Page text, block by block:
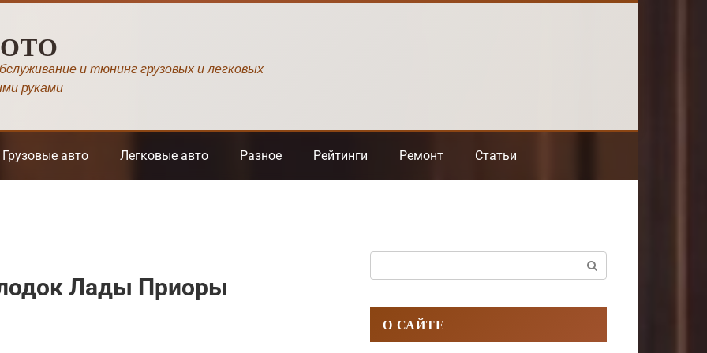
и тюнинг грузовых и легковых
руками
Грузовые авто Легковые авто Разное Рейтинги Ремонт Статьи
Лады Приоры
О САЙТЕ